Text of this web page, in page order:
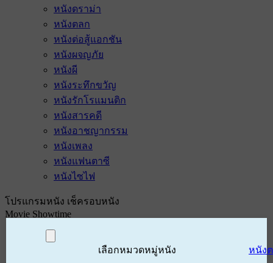
หนังดราม่า
หนังตลก
หนังต่อสู้แอกชัน
หนังผจญภัย
หนังผี
หนังระทึกขวัญ
หนังรักโรแมนติก
หนังสารคดี
หนังอาชญากรรม
หนังเพลง
หนังแฟนตาซี
หนังไซไฟ
โปรแกรมหนัง เช็ครอบหนัง
Movie Showtime
เลือกหมวดหมู่หนัง หนัง